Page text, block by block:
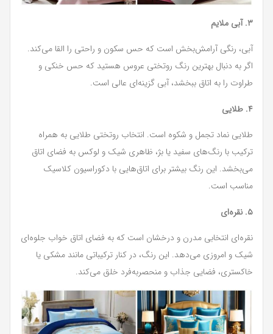
۳. آبی ملایم
آبی، رنگی آرامش‌بخش است که حس سکون و راحتی را القا می‌کند.
اگر به دنبال بهترین رنگ روتختی عروس هستید که حس خنکی و
طراوت را به اتاق ببخشد، آبی گزینه‌ای عالی است.
۴. طلایی
طلایی نماد تجمل و شکوه است. انتخاب روتختی طلایی به همراه
ترکیب با رنگ‌های سفید یا بژ، ظاهری شیک و لوکس به فضای اتاق
می‌بخشد. این رنگ بیشتر برای اتاق‌هایی با دکوراسیون کلاسیک
مناسب است.
۵. نقره‌ای
نقره‌ای انتخابی مدرن و درخشان است که به فضای اتاق خواب جلوه‌ای
شیک و امروزی می‌دهد. این رنگ، در کنار ترکیباتی مانند مشکی یا
خاکستری، فضایی جذاب و منحصر‌به‌فرد خلق می‌کند.